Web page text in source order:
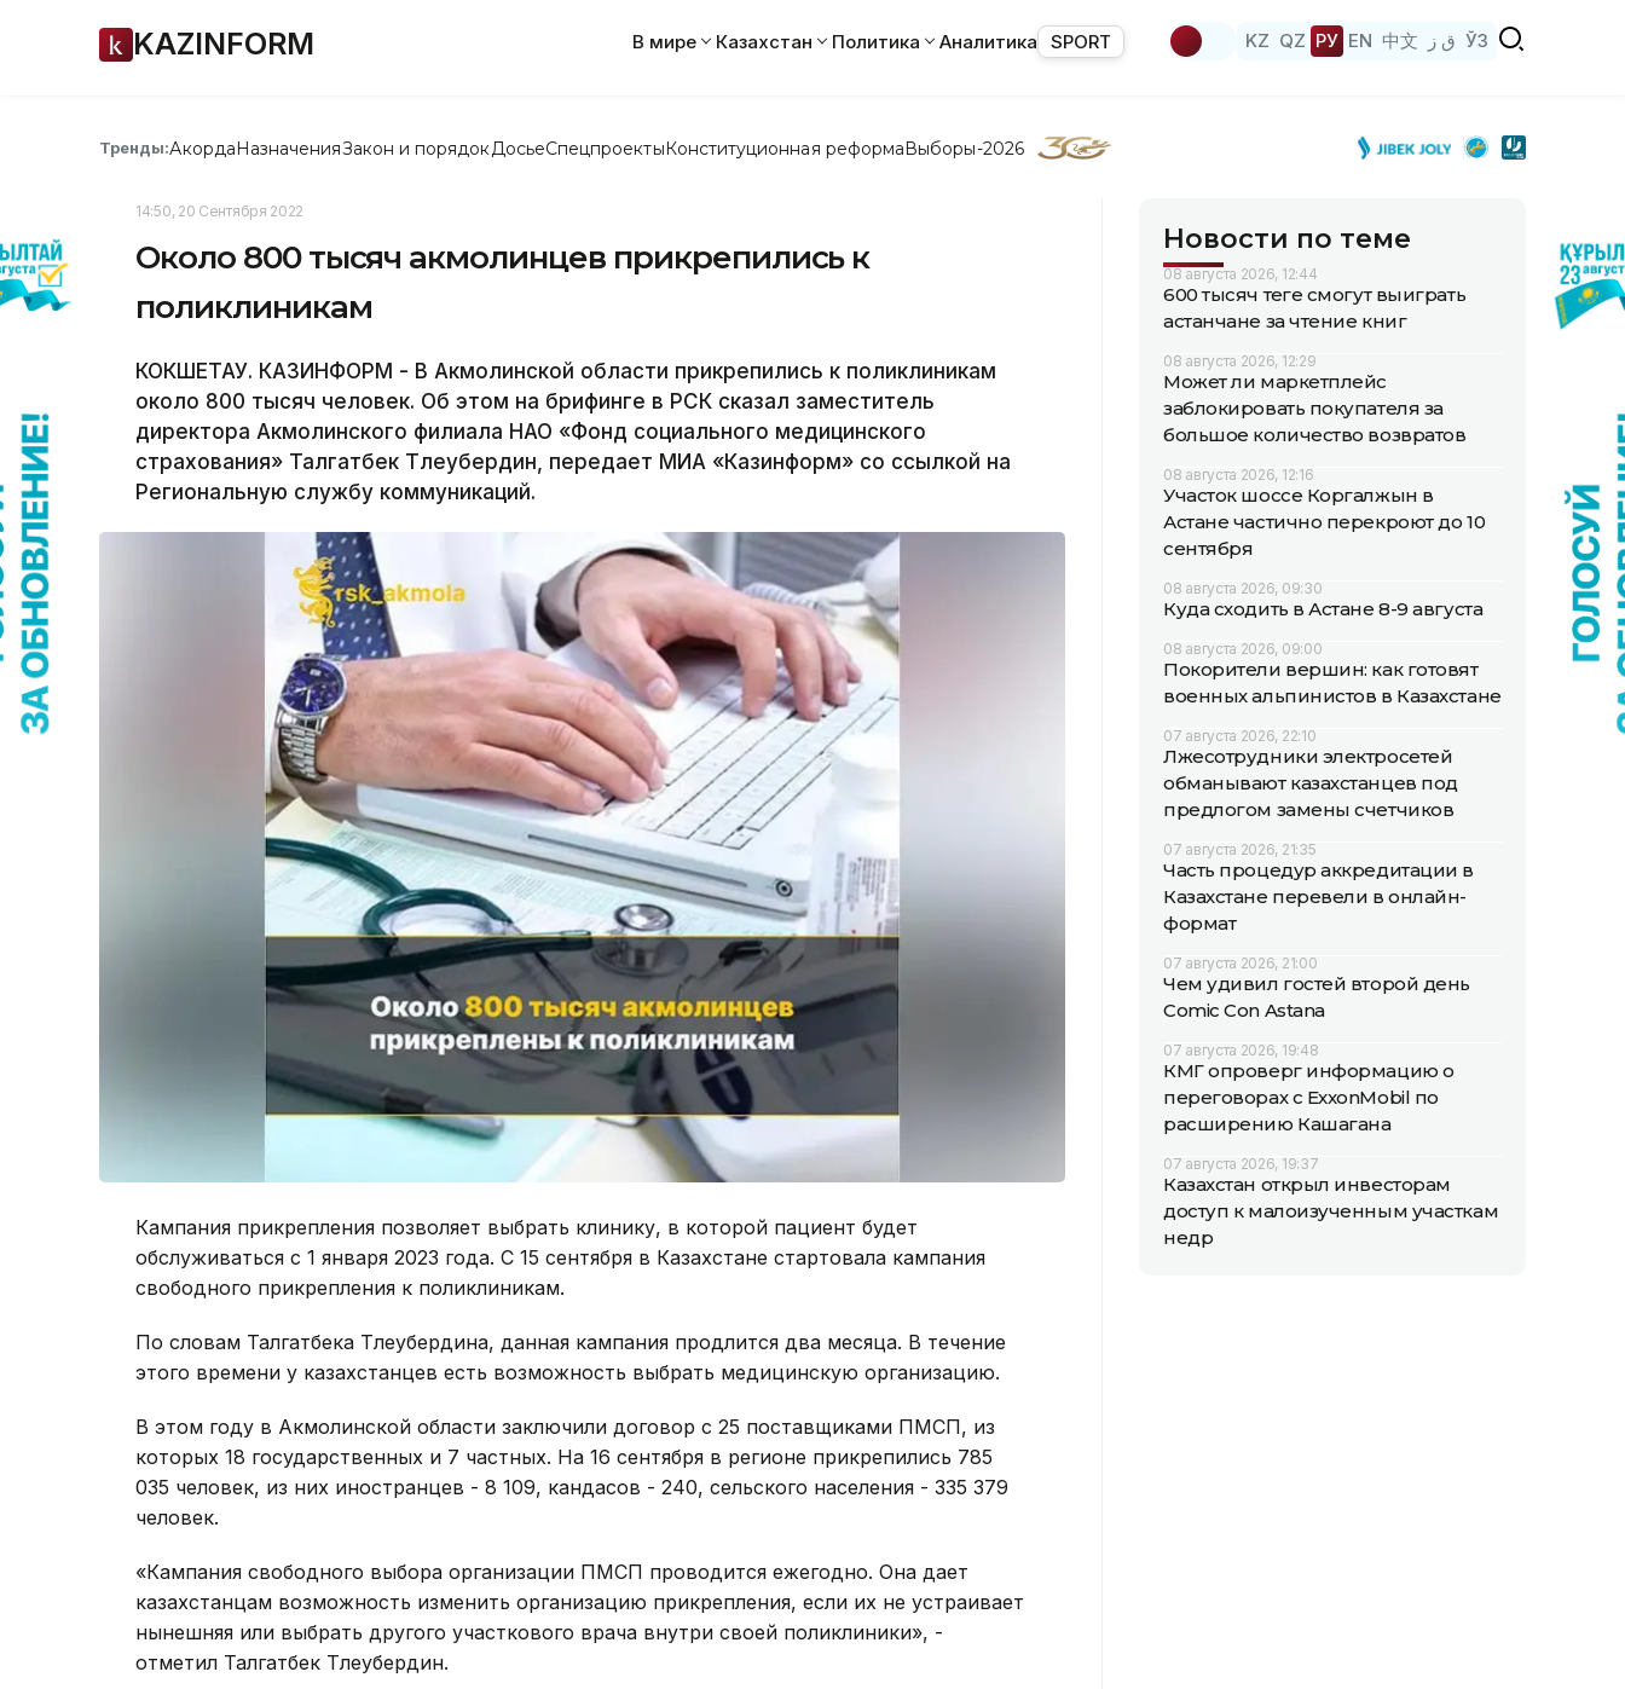
KAZINFORM В мире Казахстан Политика Аналитика SPORT KZ QZ РУ EN 中文 ق ز ЎЗ
Тренды:АкордаНазначенияЗакон и порядок ДосьеСпецпроектыКонституционная реформаВыборы-2026
14:50, 20 Сентября 2022
Около 800 тысяч акмолинцев прикрепились к
поликлиникам
КОКШЕТАУ. КАЗИНФОРМ - В Акмолинской области прикрепились к поликлиникам
около 800 тысяч человек. Об этом на брифинге в РСК сказал заместитель
директора Акмолинского филиала НАО «Фонд социального медицинского
страхования» Талгатбек Тлеубердин, передает МИА «Казинформ» со ссылкой на
Региональную службу коммуникаций.
Кампания прикрепления позволяет выбрать клинику, в которой пациент будет
обслуживаться с 1 января 2023 года. С 15 сентября в Казахстане стартовала кампания
свободного прикрепления к поликлиникам.
По словам Талгатбека Тлеубердина, данная кампания продлится два месяца. В течение
этого времени у казахстанцев есть возможность выбрать медицинскую организацию.
В этом году в Акмолинской области заключили договор с 25 поставщиками ПМСП, из
которых 18 государственных и 7 частных. На 16 сентября в регионе прикрепились 785
035 человек, из них иностранцев - 8 109, кандасов - 240, сельского населения - 335 379
человек.
«Кампания свободного выбора организации ПМСП проводится ежегодно. Она дает
казахстанцам возможность изменить организацию прикрепления, если их не устраивает
нынешняя или выбрать другого участкового врача внутри своей поликлиники», -
отметил Талгатбек Тлеубердин.
Новости по теме
08 августа 2026, 12:44
600 тысяч теңге смогут выиграть
астанчане за чтение книг
08 августа 2026, 12:29
Может ли маркетплейс
заблокировать покупателя за
большое количество возвратов
08 августа 2026, 12:16
Участок шоссе Коргалжын в
Астане частично перекроют до 10
сентября
08 августа 2026, 09:30
Куда сходить в Астане 8-9 августа
08 августа 2026, 09:00
Покорители вершин: как готовят
военных альпинистов в Казахстане
07 августа 2026, 22:10
Лжесотрудники электросетей
обманывают казахстанцев под
предлогом замены счетчиков
07 августа 2026, 21:35
Часть процедур аккредитации в
Казахстане перевели в онлайн-
формат
07 августа 2026, 21:00
Чем удивил гостей второй день
Comic Con Astana
07 августа 2026, 19:48
КМГ опроверг информацию о
переговорах с ExxonMobil по
расширению Кашагана
07 августа 2026, 19:37
Казахстан открыл инвесторам
доступ к малоизученным участкам
недр